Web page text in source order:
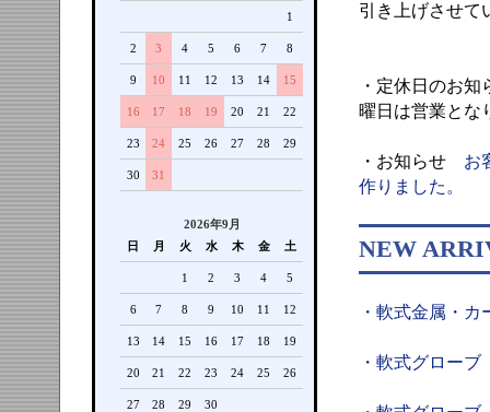
1
2 3 4 5 6 7 8
9 10 11 12 13 14 15
16 17 18 19 20 21 22
23 24 25 26 27 28 29
30 31
2026年9月
日
月 火 水 木 金 土
1 2 3 4 5
6 7 8 9 10 11 12
13 14 15 16 17 18 19
20 21 22 23 24 25 26
27 28 29 30
引き上げさせて
・定休日のお
曜日は営業とな
・お知らせ お
作りました。
NEW
・軟式金属・
・軟式グロー